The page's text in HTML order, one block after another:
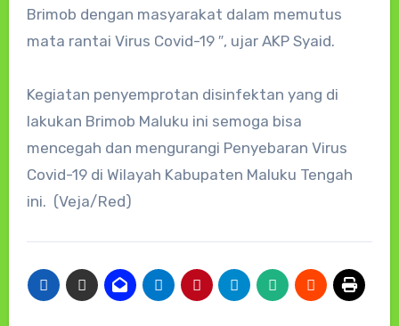
Brimob dengan masyarakat dalam memutus
mata rantai Virus Covid-19 ″, ujar AKP Syaid.
Kegiatan penyemprotan disinfektan yang di
lakukan Brimob Maluku ini semoga bisa
mencegah dan mengurangi Penyebaran Virus
Covid-19 di Wilayah Kabupaten Maluku Tengah
ini. (Veja/Red)